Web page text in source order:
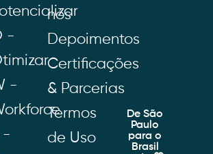
-
-
-
nós
Depoimentos
Certificações
& Parcerias
Termos
de Uso
De São
Paulo
para o
Brasil